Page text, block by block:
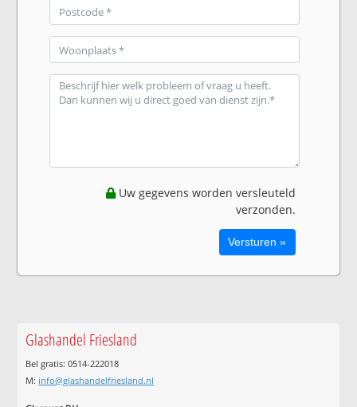
Uw gegevens worden versleuteld
verzonden.
Glashandel Friesland
Bel gratis: 0514-222018
M: info@glashandelfriesland.nl